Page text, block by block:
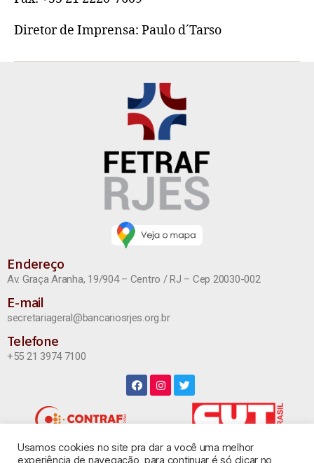
Diretor de Imprensa: Paulo d´Tarso
Endereço
Av. Graça Aranha, 19/904 – Centro / RJ – Cep 20030-002
E-mail
secretariageral@bancariosrjes.org.br
Telefone
+55 21 3974 7100
INSTAGRAM
Usamos cookies no site pra dar a você uma melhor
experiência de navegação, para continuar é só clicar no